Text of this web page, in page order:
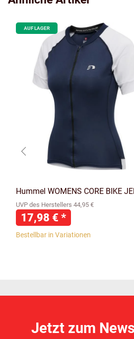
AUF LAGER
Hummel WOMENS CORE BIKE
UVP des Herstellers 44,95 €
17,98 € *
Bestellbar in Variationen
Jetzt zum